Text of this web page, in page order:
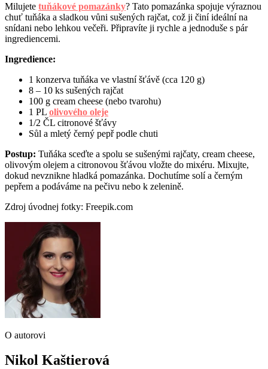
Milujete tuňákové pomazánky? Tato pomazánka spojuje výraznou
chuť tuňáka a sladkou vůni sušených rajčat, což ji činí ideální na
snídani nebo lehkou večeři. Připravíte ji rychle a jednoduše s pár
ingrediencemi.
Ingredience:
1 konzerva tuňáka ve vlastní šťávě (cca 120 g)
8 – 10 ks sušených rajčat
100 g cream cheese (nebo tvarohu)
1 PL olivového oleje
1/2 ČL citronové šťávy
Sůl a mletý černý pepř podle chuti
Postup: Tuňáka sceďte a spolu se sušenými rajčaty, cream cheese,
olivovým olejem a citronovou šťávou vložte do mixéru. Mixujte,
dokud nevznikne hladká pomazánka. Dochutíme solí a černým
pepřem a podáváme na pečivu nebo k zelenině.
Zdroj úvodnej fotky: Freepik.com
O autorovi
Nikol Kaštierová